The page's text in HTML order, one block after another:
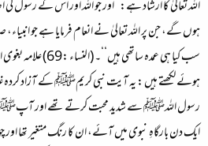
اللہ تعالیٰ کا ارشاد ہے: ”اور جو اللہ اور اس کے
ہوں گے، جن پر اللہ تعالیٰ نے انعام فرمایا ہے جو
سب کیا ہی عمدہ
ہوئے لکھتے ہیں : یہ آیت نبی کریمﷺ کے آزاد کردہ
رسول اللہﷺ سے شدید محبت کرتے تھے اور آپﷺ کو
ایک دن بارگاہِ نبوی میں آئے، ان کا رنگ متغیر تھا